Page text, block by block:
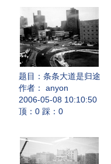
题目： 条条大道是归途
作者： anyon
2006-05-08 10:10:50
顶：0 踩：0